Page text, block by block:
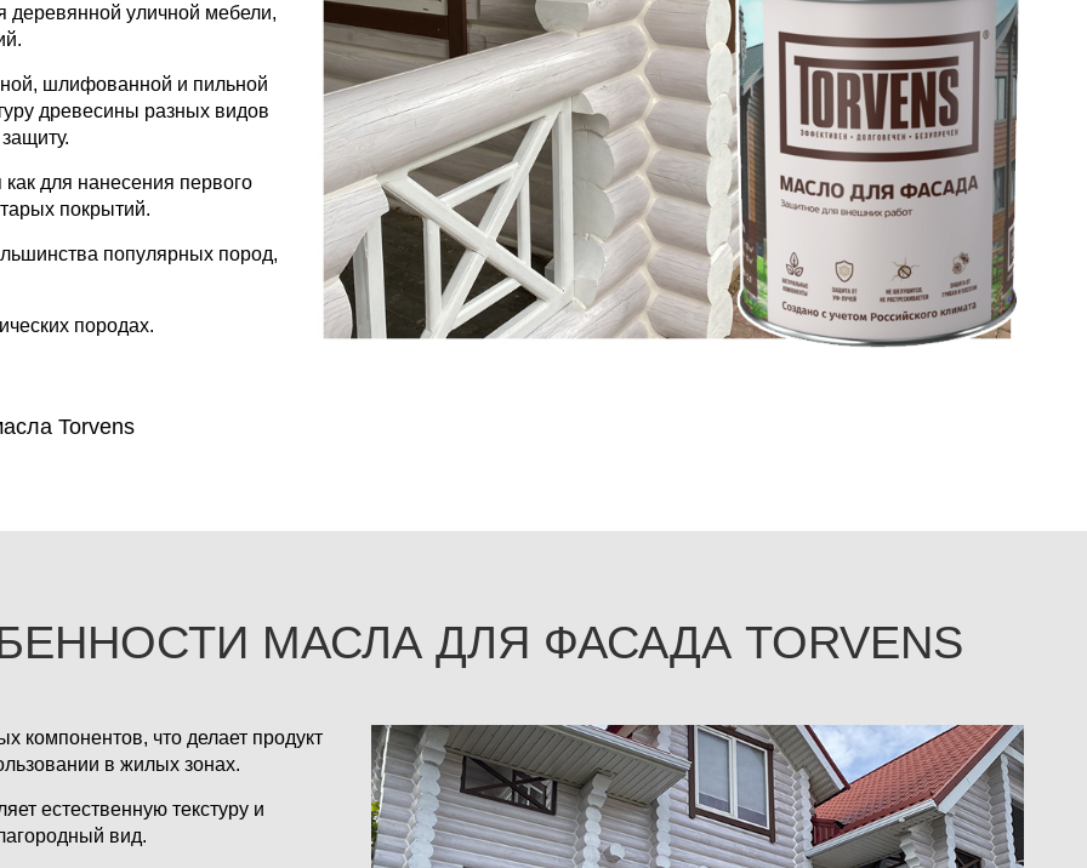
деревянной уличной мебели,
шлифованной и пильной
древесины разных видов
для нанесения первого
покрытий.
популярных пород,
породах.
Torvens
МАСЛА ДЛЯ ФАСАДА TORVENS
компонентов, что делает продукт
в жилых зонах.
естественную текстуру и
вид.